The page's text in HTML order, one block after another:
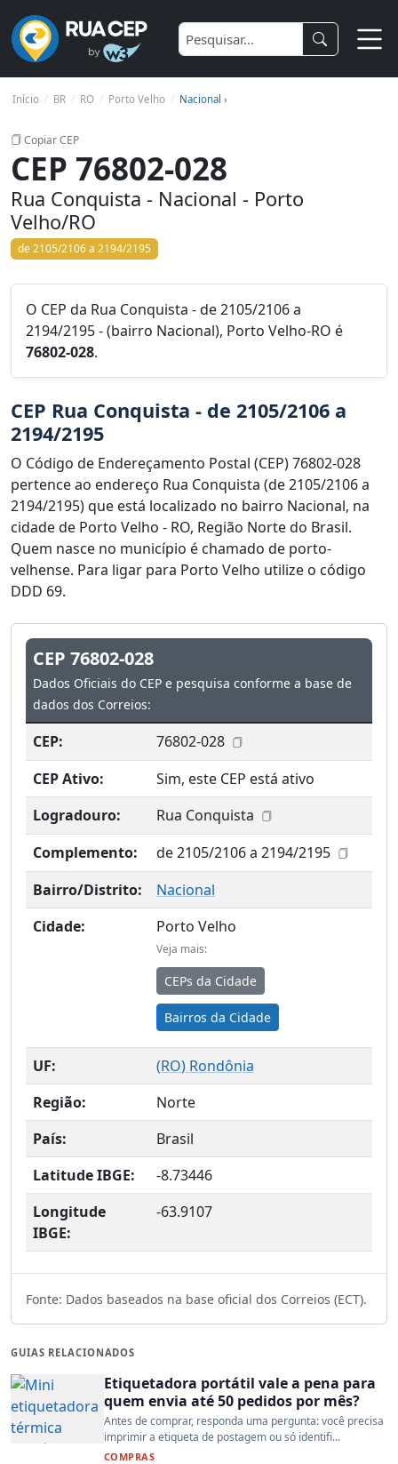
Início BR RO Porto Velho Nacional ›
Copiar CEP
CEP 76802-028
Rua Conquista - Nacional - Porto
Velho/RO
de 2105/2106 a 2194/2195
O CEP da Rua Conquista - de 2105/2106 a
2194/2195 - (bairro Nacional), Porto Velho-RO é
76802-028.
CEP Rua Conquista - de 2105/2106 a
2194/2195
O Código de Endereçamento Postal (CEP) 76802-028
pertence ao endereço Rua Conquista (de 2105/2106 a
2194/2195) que está localizado no bairro Nacional, na
cidade de Porto Velho - RO, Região Norte do Brasil.
Quem nasce no município é chamado de porto-
velhense. Para ligar para Porto Velho utilize o código
DDD 69.
CEP 76802-028
Dados Oficiais do CEP e pesquisa conforme a base de
dados dos Correios:
CEP:
76802-028
CEP Ativo:
Sim, este CEP está ativo
Logradouro:
Rua Conquista
Complemento:
de 2105/2106 a 2194/2195
Bairro/Distrito:
Nacional
Cidade:
Porto Velho
Veja mais:
CEPs da Cidade
Bairros da Cidade
UF: (RO) Rondônia
Região:
Norte
País:
Brasil
Latitude IBGE:
-8.73446
Longitude
IBGE:
-63.9107
Fonte: Dados baseados na base oficial dos Correios (ECT).
GUIAS RELACIONADOS
Etiquetadora portátil vale a pena para
quem envia até 50 pedidos por mês?
Antes de comprar, responda uma pergunta: você precisa
imprimir a etiqueta de postagem ou só identifi...
COMPRAS